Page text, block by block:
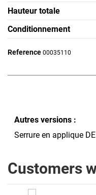
Hauteur totale
Conditionnement
Reference 00035110
Autres versions :
Serrure en applique
Customers